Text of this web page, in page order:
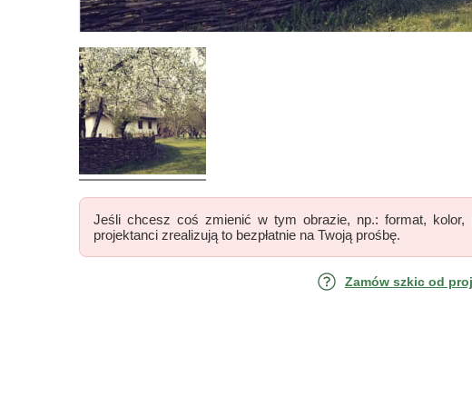
Jeśli chcesz coś zmienić w tym obrazie, np.: format, kolor,
projektanci zrealizują to bezpłatnie na Twoją prośbę.
Zamów szkic od